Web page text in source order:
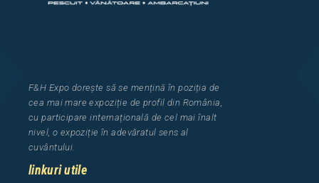
F&H Expo dorește să se mențină în poziția de
cea mai mare expoziție de profil din România
cu participare internațională de cel maiînalt
nivel, o expoziție în adevăratul sens al
cuvântului.
linkuri utile